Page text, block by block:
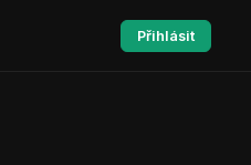
Přihlásit